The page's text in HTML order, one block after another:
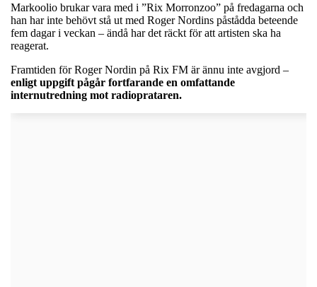
Markoolio brukar vara med i ”Rix Morronzoo” på fredagarna och
han har inte behövt stå ut med Roger Nordins påstådda beteende
fem dagar i veckan – ändå har det räckt för att artisten ska ha
reagerat.
Framtiden för Roger Nordin på Rix FM är ännu inte avgjord –
enligt uppgift pågår fortfarande en omfattande
internutredning mot radioprataren.